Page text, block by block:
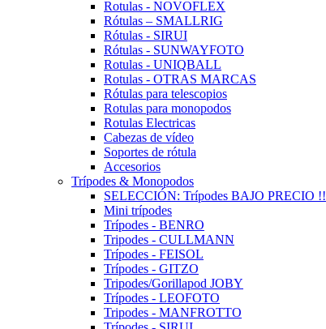
Rotulas - NOVOFLEX
Rótulas – SMALLRIG
Rótulas - SIRUI
Rótulas - SUNWAYFOTO
Rotulas - UNIQBALL
Rotulas - OTRAS MARCAS
Rótulas para telescopios
Rotulas para monopodos
Rotulas Electricas
Cabezas de vídeo
Soportes de rótula
Accesorios
Trípodes & Monopodos
SELECCIÓN: Trípodes BAJO PRECIO !!
Mini trípodes
Trípodes - BENRO
Tripodes - CULLMANN
Trípodes - FEISOL
Trípodes - GITZO
Tripodes/Gorillapod JOBY
Trípodes - LEOFOTO
Tripodes - MANFROTTO